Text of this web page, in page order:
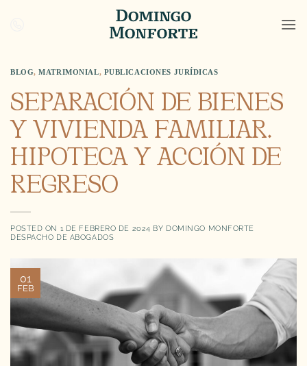
BLOG,MATRIMONIAL, PUBLICACIONES JURÍDICAS
SEPARACIÓN DE BIENES
Y VIVIENDA FAMILIAR.
HIPOTECA Y ACCIÓN DE
REGRESO
POSTED ON 1 DE FEBRERO DE 2024 BY DOMINGO MONFORTE
DESPACHO DE ABOGADOS
01
FEB